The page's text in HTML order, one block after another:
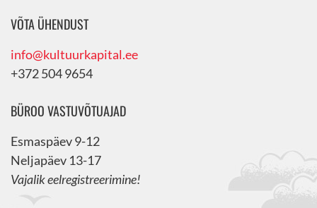
VÕTA ÜHENDUST
info@kultuurkapital.ee
+372 504 9654
BÜROO VASTUVÕTUAJAD
Esmaspäev 9-12
Neljapäev 13-17
Vajalik eelregistreerimine!